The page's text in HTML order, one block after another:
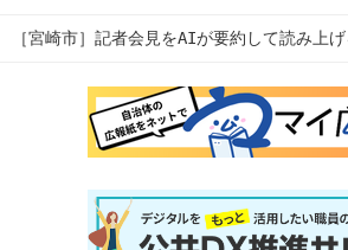
［宮崎市］記者会見をAIが要約して読み上